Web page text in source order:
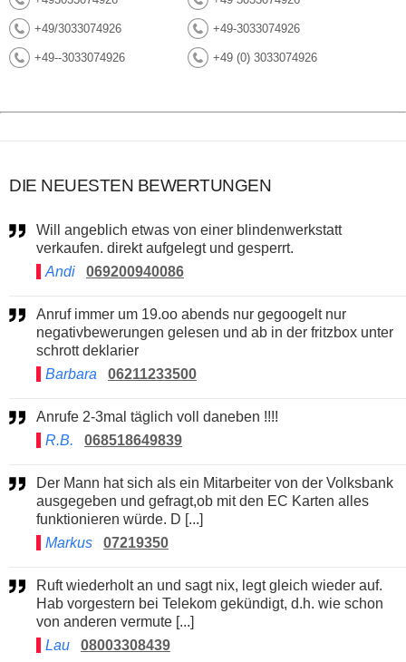
+49/3033074926 +49-3033074926
+49--3033074926 +49 (0) 3033074926
DIE NEUESTEN BEWERTUNGEN
Will angeblich etwas von einer blindenwerkstatt
verkaufen. direkt aufgelegt und gesperrt.
Andi
069200940086
Anruf immer um 19.oo abends nur gegoogelt nur
negativbewerungen gelesen und ab in der fritzbox unter
schrott deklarier
Barbara
06211233500
Anrufe 2-3mal täglich voll daneben !!!!
R.B.
068518649839
Der Mann hat sich als ein Mitarbeiter von der Volksbank
ausgegeben und gefragt,ob mit den EC Karten alles
funktionieren würde. D [...]
Markus
07219350
Ruft wiederholt an und sagt nix, legt gleich wieder auf.
Hab vorgestern bei Telekom gekündigt, d.h. wie schon
von anderen vermute [...]
Lau
08003308439